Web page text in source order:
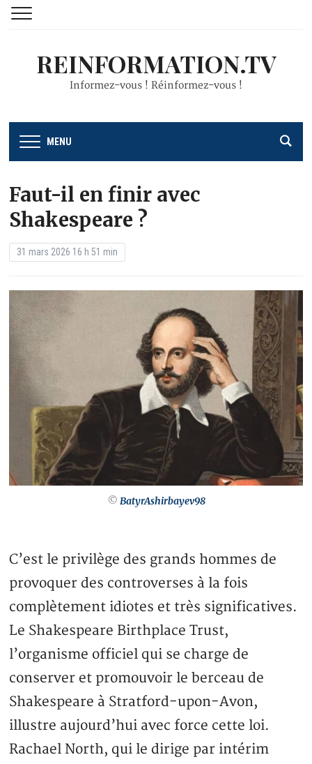
REINFORMATION.TV
Informez-vous ! Réinformez-vous !
MENU
Faut-il en finir avec
Shakespeare ?
31 mars 2026 16 h 51 min
© BatyrAshirbayev98
C’est le privilège des grands hommes de
provoquer des controverses à la fois
complètement idiotes et très significatives.
Le Shakespeare Birthplace Trust,
l’organisme officiel qui se charge de
conserver et promouvoir le berceau de
Shakespeare à Stratford-upon-Avon,
illustre aujourd’hui avec force cette loi.
Rachael North, qui le dirige par intérim